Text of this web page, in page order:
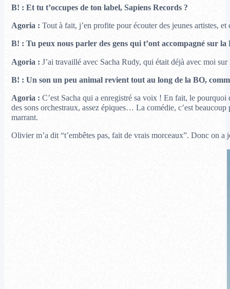
B! : Et tu t’occupes de ton label, Sapiens Records ?
Agoria : Tout à fait, j’en profite pour écouter des jeunes artistes,
B! : Tu peux nous parler des gens qui t’ont accompagné sur la
Agoria : J’ai travaillé avec Sacha Rudy, qui était déjà avec moi
B! : Un son un peu animal revient tout au long de la BO,
Agoria : C’est Sacha qui a enregistré sa voix ! En fait, le
des sons orchestraux, assez épiques… La comédie, c’est
marrant.
Olivier m’a dit “t’embêtes pas, fait de vrais morceaux”. Donc on